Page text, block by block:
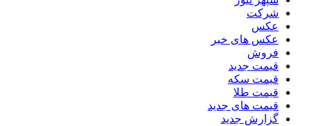
شرکت
عکس
عکس های خبر
فروش
قیمت جدید
قیمت سکه
قیمت طلا
قیمت های جدید
گزارش جدید